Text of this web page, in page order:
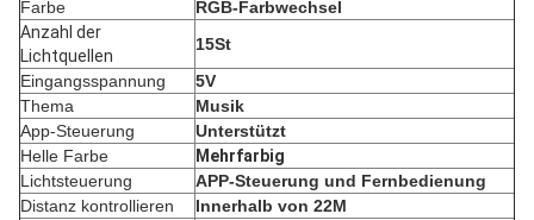
Farbe
RGB-Farbwechsel
Anzahl der
Lichtquellen
15St
Eingangsspannung
5V
Thema
Musik
App-Steuerung
Unterstützt
Helle Farbe
Mehrfarbig
Lichtsteuerung
APP-Steuerung und Fernbedienung
Distanz kontrollieren
Innerhalb von 22M